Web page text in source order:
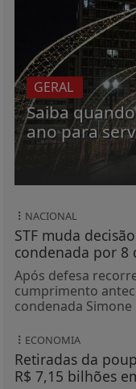
GERAL
Saiba
ano para
NACIONAL
STF muda
condenada por 8
Após defesa
cumprimento
condenada
ECONOMIA
Retiradas da
R$ 7,15 bilhões